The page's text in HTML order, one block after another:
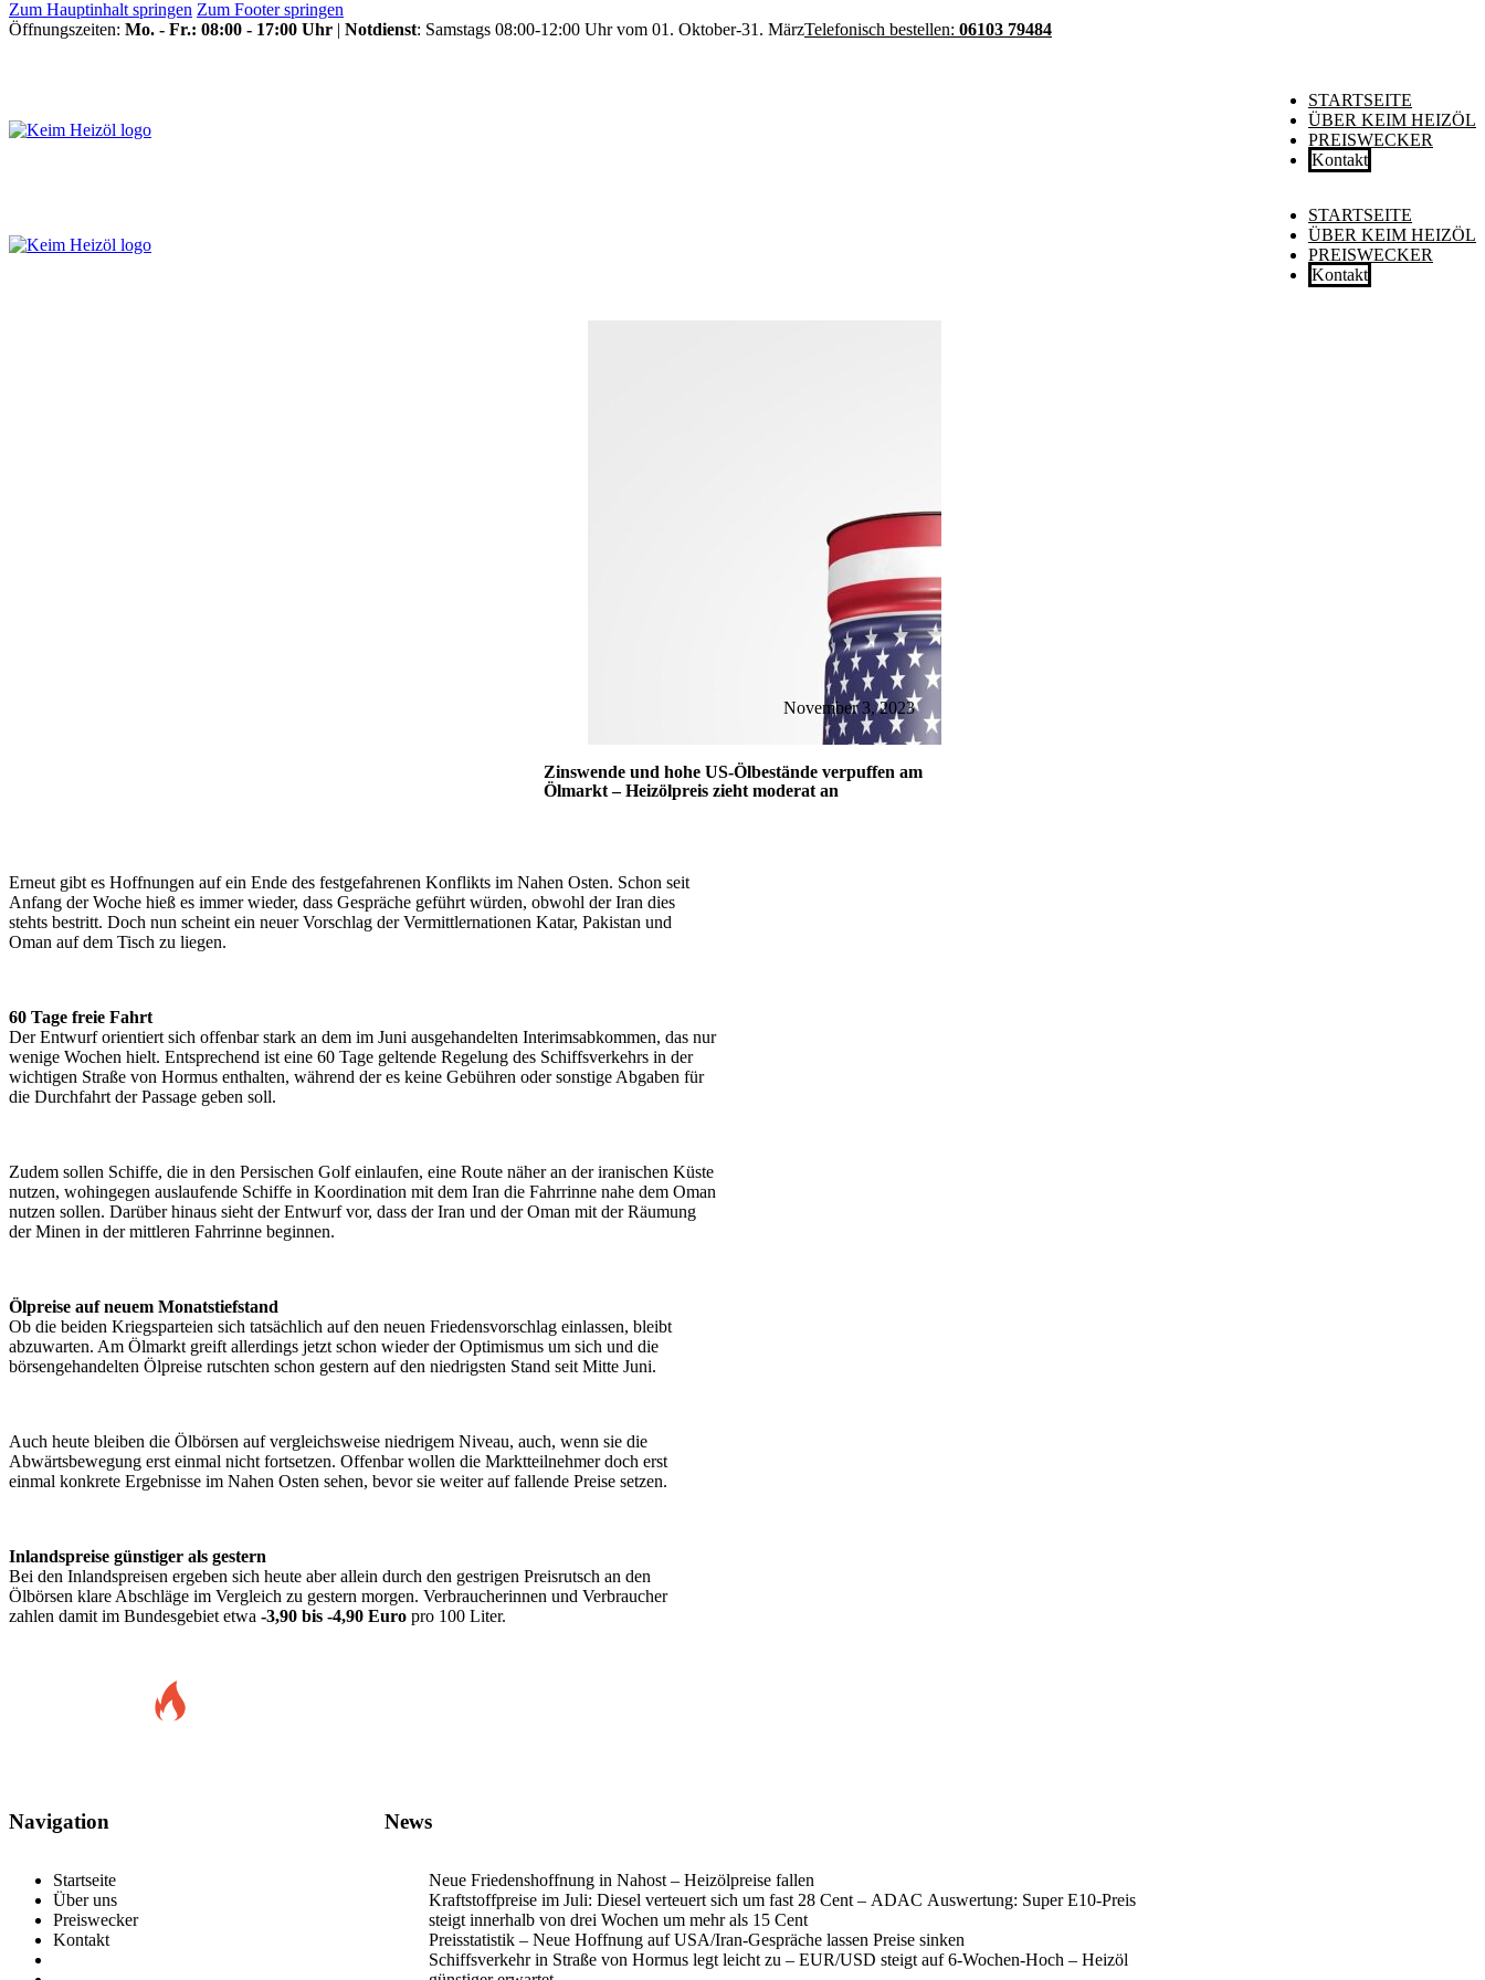
Zum Hauptinhalt springen Zum Footer springen
Öffnungszeiten: Mo. - Fr.: 08:00 - 17:00 Uhr | Notdienst: Samstags 08:00-12:00 Uhr vom 01. Oktober-31. MärzTelefonisch bestellen: 06103 79484
STARTSEITE
ÜBER KEIM HEIZÖL
PREISWECKER
Kontakt
STARTSEITE
ÜBER KEIM HEIZÖL
PREISWECKER
Kontakt
Zinswende und hohe US-Ölbestände verpuffen am
Ölmarkt – Heizölpreis zieht moderat an
November 3, 2023
Erneut gibt es Hoffnungen auf ein Ende des festgefahrenen Konflikts im Nahen Osten. Schon seit
Anfang der Woche hieß es immer wieder, dass Gespräche geführt würden, obwohl der Iran dies
stehts bestritt. Doch nun scheint ein neuer Vorschlag der Vermittlernationen Katar, Pakistan und
Oman auf dem Tisch zu liegen.
60 Tage freie Fahrt
Der Entwurf orientiert sich offenbar stark an dem im Juni ausgehandelten Interimsabkommen, das nur
wenige Wochen hielt. Entsprechend ist eine 60 Tage geltende Regelung des Schiffsverkehrs in der
wichtigen Straße von Hormus enthalten, während der es keine Gebühren oder sonstige Abgaben für
die Durchfahrt der Passage geben soll.
Zudem sollen Schiffe, die in den Persischen Golf einlaufen, eine Route näher an der iranischen Küste
nutzen, wohingegen auslaufende Schiffe in Koordination mit dem Iran die Fahrrinne nahe dem Oman
nutzen sollen. Darüber hinaus sieht der Entwurf vor, dass der Iran und der Oman mit der Räumung
der Minen in der mittleren Fahrrinne beginnen.
Ölpreise auf neuem Monatstiefstand
Ob die beiden Kriegsparteien sich tatsächlich auf den neuen Friedensvorschlag einlassen, bleibt
abzuwarten. Am Ölmarkt greift allerdings jetzt schon wieder der Optimismus um sich und die
börsengehandelten Ölpreise rutschten schon gestern auf den niedrigsten Stand seit Mitte Juni.
Auch heute bleiben die Ölbörsen auf vergleichsweise niedrigem Niveau, auch, wenn sie die
Abwärtsbewegung erst einmal nicht fortsetzen. Offenbar wollen die Marktteilnehmer doch erst
einmal konkrete Ergebnisse im Nahen Osten sehen, bevor sie weiter auf fallende Preise setzen.
Inlandspreise günstiger als gestern
Bei den Inlandspreisen ergeben sich heute aber allein durch den gestrigen Preisrutsch an den
Ölbörsen klare Abschläge im Vergleich zu gestern morgen. Verbraucherinnen und Verbraucher
zahlen damit im Bundesgebiet etwa -3,90 bis -4,90 Euro pro 100 Liter.
Navigation
Startseite
Über uns
Preiswecker
Kontakt
News
Neue Friedenshoffnung in Nahost – Heizölpreise fallen
Kraftstoffpreise im Juli: Diesel verteuert sich um fast 28 Cent – ADAC Auswertung: Super E10-Preis
steigt innerhalb von drei Wochen um mehr als 15 Cent
Preisstatistik – Neue Hoffnung auf USA/Iran-Gespräche lassen Preise sinken
Schiffsverkehr in Straße von Hormus legt leicht zu – EUR/USD steigt auf 6-Wochen-Hoch – Heizöl